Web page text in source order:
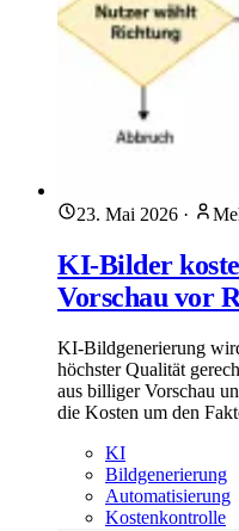
23. Mai 2026 ·
KI-Bilder
Vorschau vor
KI-Bildgenerierung
höchster Qualität
aus billiger Vorschau
die Kosten um den
KI
Bildgenerierung
Automatisierung
Kostenkontrolle